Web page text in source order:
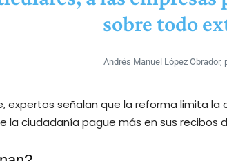
sobre todo
Andrés Manuel López Obrador,
expertos señalan que la reforma limita
la ciudadanía pague más en sus recibos